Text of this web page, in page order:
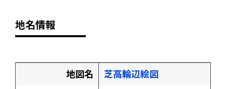
地名情報
地図名
芝高輪辺絵図